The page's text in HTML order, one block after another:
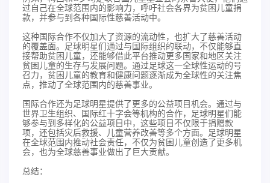
过自己在全球范围内的影响力，呼吁社会各界为贫困儿童捐
款，并参与到各种国际性慈善活动中。
这种国际合作不仅加大了资源的流动性，也扩大了慈善活动
的覆盖面。足球明星们通过与国际组织的联动，不仅能够直
接帮助贫困儿童，还能够借此平台推动更多国家和地区关注
贫困儿童的生存与发展问题。通过足球这一全球性运动的号
召力，贫困儿童的教育和健康问题逐渐成为全球性的关注焦
点，推动了全球范围内的慈善事业。
国际合作还为足球明星提供了更多的公益项目机会。通过与
世界卫生组织、国际红十字会等机构的合作，足球明星们能
够参与到多样化的公益项目中，这些项目不仅限于捐赠款
项，还包括灾后救援、儿童营养改善等多个方面。足球明星
在全球范围内推动社会责任，不仅为贫困儿童创造了更多机
会，也为全球慈善事业做出了巨大贡献。
总结：